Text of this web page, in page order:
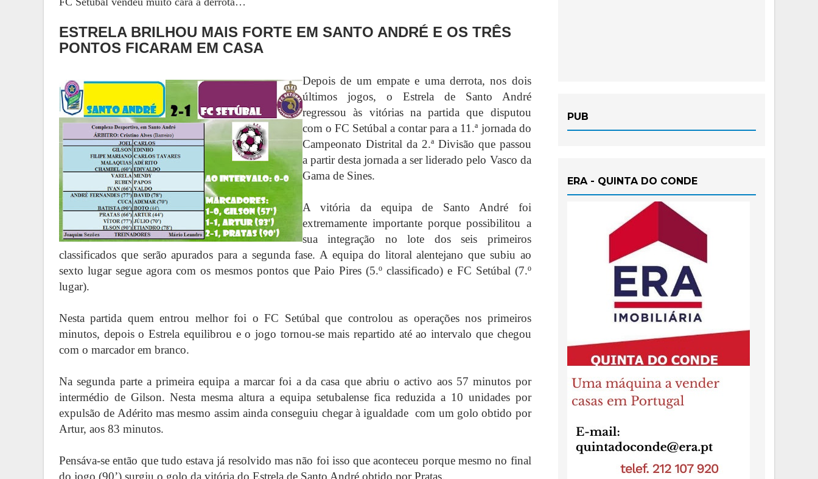
ESTRELA BRILHOU MAIS FORTE EM SANTO ANDRÉ E OS TRÊS
PONTOS FICARAM EM CASA
Depois de um empate e uma derrota, nos dois
últimos jogos, o Estrela de Santo André
regressou às vitórias na partida que disputou
com o FC Setúbal a contar para a 11.ª jornada do
Campeonato Distrital da 2.ª Divisão que passou
a partir desta jornada a ser liderado pelo Vasco da
Gama de Sines.
A vitória da equipa de Santo André foi
extremamente importante porque possibilitou a
sua integração no lote dos seis primeiros
classificados que serão apurados para a segunda fase. A equipa do litoral alentejano que subiu ao
sexto lugar segue agora com os mesmos pontos que Paio Pires (5.º classificado) e FC Setúbal (7.º
lugar).
Nesta partida quem entrou melhor foi o FC Setúbal que controlou as operações nos primeiros
minutos, depois o Estrela equilibrou e o jogo tornou-se mais repartido até ao intervalo que chegou
com o marcador em branco.
Na segunda parte a primeira equipa a marcar foi a da casa que abriu o activo aos 57 minutos por
intermédio de Gilson. Nesta mesma altura a equipa setubalense fica reduzida a 10 unidades por
expulsão de Adérito mas mesmo assim ainda conseguiu chegar à igualdade com um golo obtido por
Artur, aos 83 minutos.
Pensáva-se então que tudo estava já resolvido mas não foi isso que aconteceu porque mesmo no final
do jogo (90’) surgiu o golo da vitória do Estrela de Santo André obtido por Pratas.
PUB
ERA - QUINTA DO CONDE